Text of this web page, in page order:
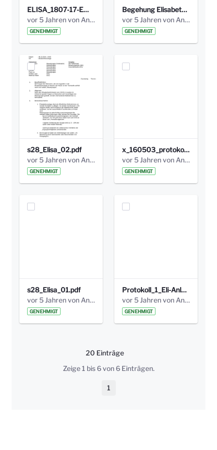
ELISA_1807-17-EW_BEZIRK-kl_compressed.pdf
vor 5 Jahren von Anni Schlumberger
GENEHMIGT
Begehung Elisabethenanlage 1.8.17_Protokoll .pdf
vor 5 Jahren von Anni Schlumberger
GENEHMIGT
s28_Elisa_02.pdf
vor 5 Jahren von Anni Schlumberger
GENEHMIGT
x_160503_protokoll_infoabend.pdf
vor 5 Jahren von Anni Schlumberger
GENEHMIGT
s28_Elisa_01.pdf
vor 5 Jahren von Anni Schlumberger
GENEHMIGT
Protokoll_1_Eli-Anlage_final.pdf
vor 5 Jahren von Anni Schlumberger
GENEHMIGT
20 Einträge
Pro Seite
Zeige 1 bis 6 von 6 Einträgen.
Seite
1